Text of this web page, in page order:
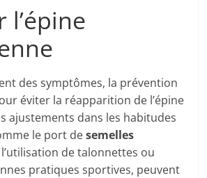
l’épine
des symptômes, la prévention
éviter la réapparition de l’épine
ajustements dans les habitudes
le port desemelles
l’utilisation de talonnettes ou
pratiques sportives, peuvent